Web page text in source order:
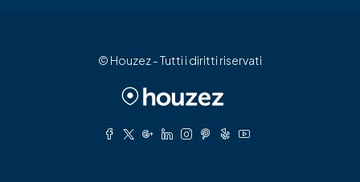
© Houzez - Tutti i diritti riservati